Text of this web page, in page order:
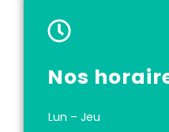
Nos
Lun – Jeu